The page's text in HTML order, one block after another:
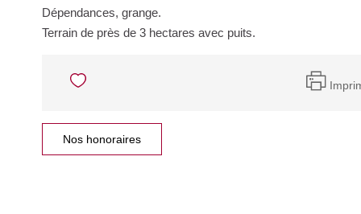
Dépendances, grange.
Terrain de près de 3 hectares avec puits.
Nos honoraires